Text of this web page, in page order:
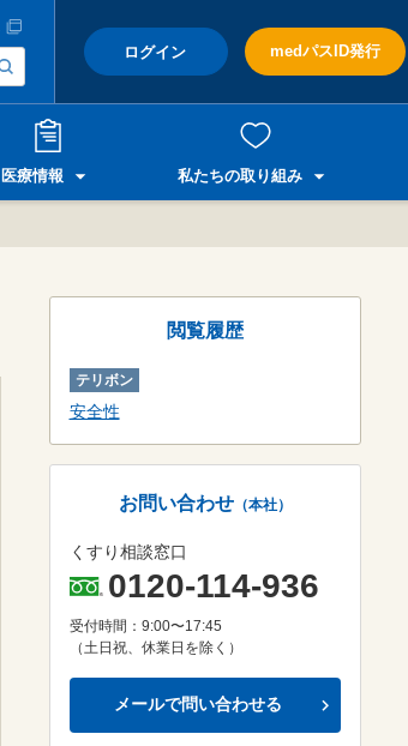
ログイン medパスID発行
医療情報 私たちの取り組み
閲覧履歴
テリボン
安全性
お問い合わせ（本社）
くすり相談窓口
0120-114-936
受付時間：9:00〜17:45
（土日祝、休業日を除く）
メールで問い合わせる